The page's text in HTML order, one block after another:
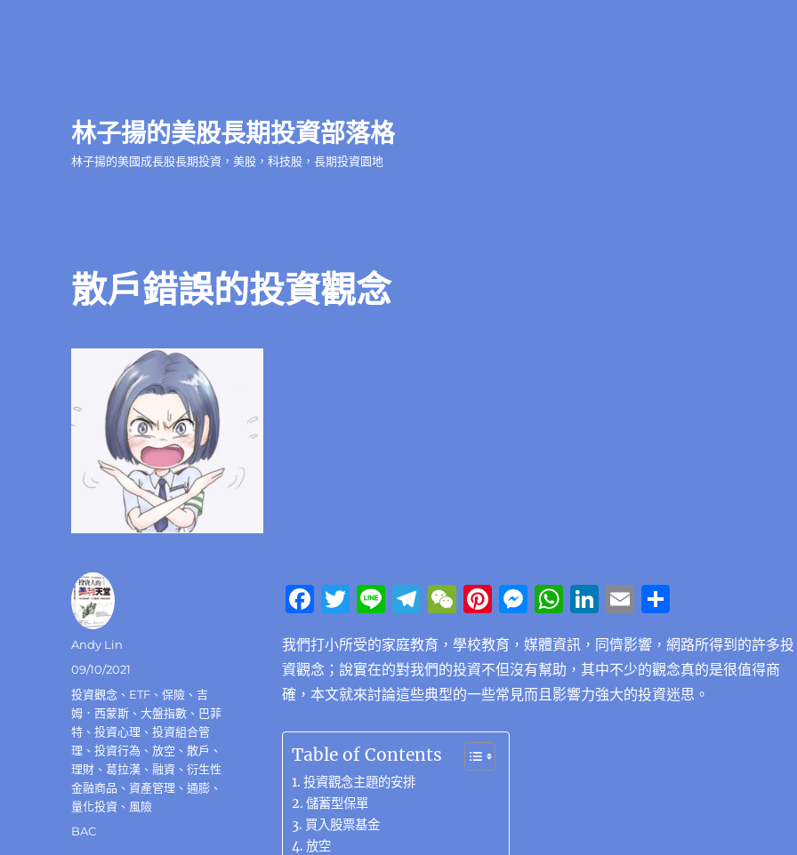
林子揚的美股長期投資部落格
林子揚的美國成長股長期投資，美股，科技股，長期投資園地
散戶錯誤的投資觀念
F
a
c
e
b
o
o
k
T
w
it
te
r
Li
n
e
T
el
e
g
r
a
m
W
e
C
h
at
Pi
n
te
re
st
M
e
ss
e
n
W
h
at
s
A
Li
n
k
e
d
E
m
ai
l
分
享
我們打小所受的家庭教育，學校教育，媒體資訊，同儕影響，網路所得到的許多投
資觀念；說實在的對我們的投資不但沒有幫助，其中不少的觀念真的是很值得商
確，本文就來討論這些典型的一些常見而且影響力強大的投資迷思。
Table of Contents
投資觀念主題的安排
儲蓄型保單
買入股票基金
放空
作
Andy Lin
發
佈
日
期:
09/10/2021
分
類
投資觀念 、 ETF 、保險 、吉
姆．西蒙斯 、大盤指數 、 巴菲
特 、投資心理 、投資組合管
理 、投資行為 、放空 、散戶 、
理財 、 葛拉漢 、融資 、衍生性
金融商品 、資產管理 、通膨 、
量化投資 、 風險
標
BAC